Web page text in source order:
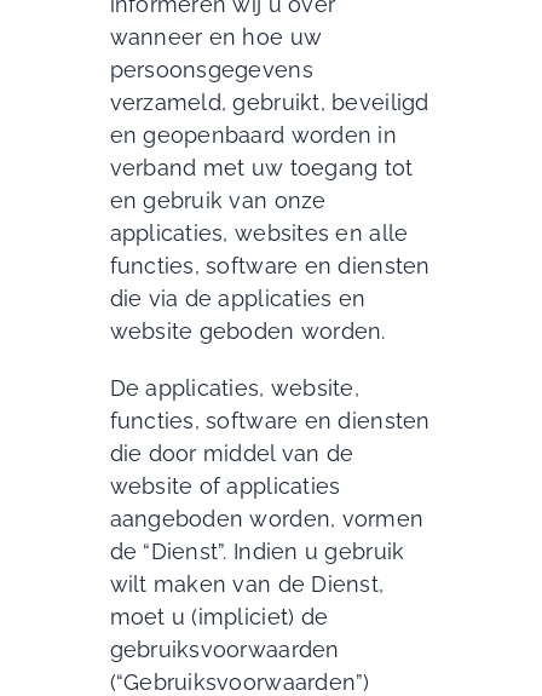
wanneer en hoe uw
persoonsgegevens
verzameld, gebruikt, beveiligd
en geopenbaard worden in
verband met uw toegang tot
en gebruik van onze
applicaties, websites en alle
functies, software en diensten
die via de applicaties en
website geboden worden.
De applicaties, website,
functies, software en diensten
die door middel van de
website of applicaties
aangeboden worden, vormen
de “Dienst”. Indien u gebruik
wilt maken van de Dienst,
moet u (impliciet) de
gebruiksvoorwaarden
(“Gebruiksvoorwaarden”)